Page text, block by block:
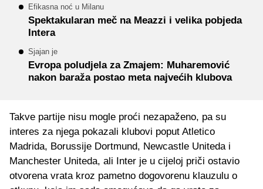
Efikasna noć u Milanu
Spektakularan meč na Meazzi i velika pobjeda
Intera
Sjajan je
Evropa poludjela za Zmajem: Muharemović
nakon baraža postao meta najvećih klubova
Takve partije nisu mogle proći nezapaženo, pa su
interes za njega pokazali klubovi poput Atletico
Madrida, Borussije Dortmund, Newcastle Uniteda i
Manchester Uniteda, ali Inter je u cijeloj priči ostavio
otvorena vrata kroz pametno dogovorenu klauzulu o